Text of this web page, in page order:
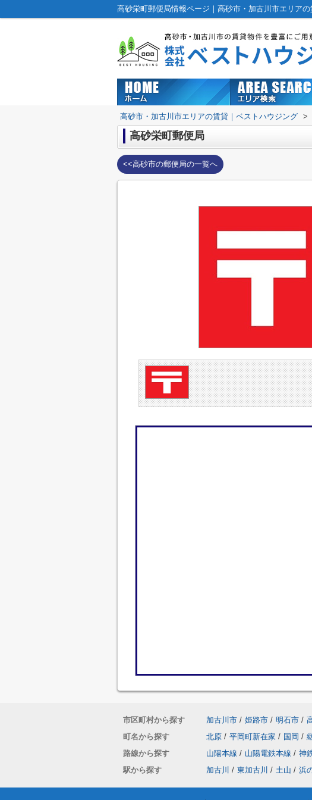
高砂栄町郵便局情報ページ｜高砂市・加古川市エリア
高砂市・加古川市エリアの賃貸｜ベストハウジング >
高砂栄町郵便局
<<高砂市の郵便局の一覧へ
市区町村から探す 加古川市 / 姫路市 / 明石市 /
町名から探す
北原 / 平岡町新在家 / 国岡 /
路線から探す
山陽本線 / 山陽電鉄本線 / 神
駅から探す
加古川 / 東加古川 / 土山 / 浜